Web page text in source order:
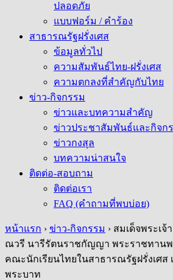
ปลอดภัย
แบบฟอร์ม / คำร้อง
สาธารณรัฐฝรั่งเศส
ข้อมูลทั่วไป
ความสัมพันธ์ไทย-ฝรั่งเศส
ความตกลงที่สำคัญกับไทย
ข่าว-กิจกรรม
ข่าวและบทความสำคัญ
ข่าวประชาสัมพันธ์และกิจก
ข่าวกงสุล
บทความน่าสนใจ
ติดต่อ-สอบถาม
ติดต่อเรา
FAQ (คำถามที่พบบ่อย)
หน้าแรก › ข่าว-กิจกรรม › สมเด็จพระเจ้
ณวรี นารีรัตนราชกัญญา พระราชทานพ
คณะนักเรียนไทยในสาธารณรัฐฝรั่งเศส
พระบาท